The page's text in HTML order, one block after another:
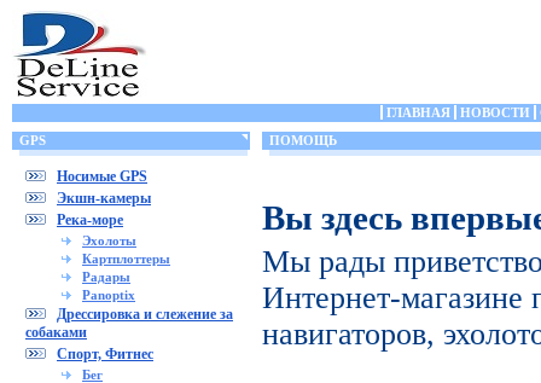
ГЛАВНАЯ НОВОСТИ
GPS
Носимые GPS
Экшн-камеры
Река-море
Эхолоты
Картплоттеры
Радары
Panoptix
Дрессировка и слежение за
собаками
Спорт, Фитнес
Бег
ПОМОЩЬ
Вы здесь
Мы рады
Интернет-магазине
навигаторов,